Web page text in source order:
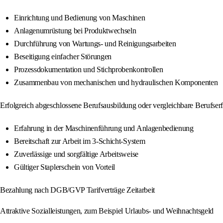
Einrichtung und Bedienung von Maschinen
Anlagenumrüstung bei Produktwechseln
Durchführung von Wartungs- und Reinigungsarbeiten
Beseitigung einfacher Störungen
Prozessdokumentation und Stichprobenkontrollen
Zusammenbau von mechanischen und hydraulischen Komponenten
Erfolgreich abgeschlossene Berufsausbildung oder vergleichbare
Erfahrung in der Maschinenführung und Anlagenbedienung
Bereitschaft zur Arbeit im 3-Schicht-System
Zuverlässige und sorgfältige Arbeitsweise
Gültiger Staplerschein von Vorteil
Bezahlung nach DGB/GVP Tarifverträge Zeitarbeit
Attraktive Sozialleistungen, zum Beispiel Urlaubs- und Weihnachtsgeld